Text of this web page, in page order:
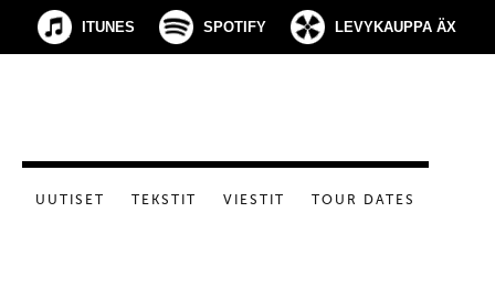
ITUNES SPOTIFY LEVYKAUPPA ÄX
UUTISET TEKSTIT VIESTIT TOUR DATES